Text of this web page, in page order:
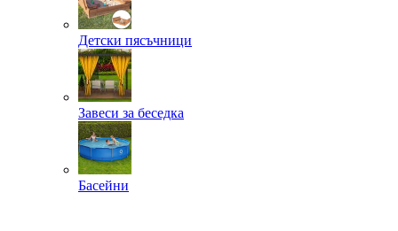
Детски пясъчници
Завеси за беседка
Басейни